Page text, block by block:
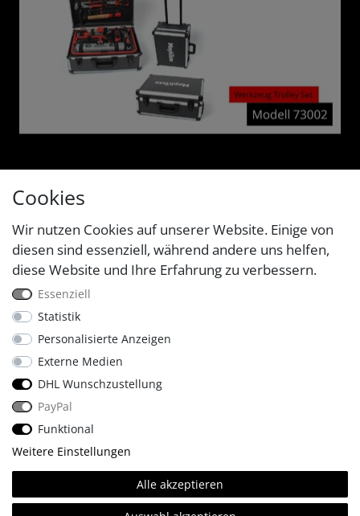
© Copyright 2026 Four & More GmbH Sinsheim. | Alle Rechte
vorbehalten.
Cookies
Wir nutzen Cookies auf unserer Website. Einige von
diesen sind essenziell, während andere uns helfen,
diese Website und Ihre Erfahrung zu verbessern.
Essenziell
Statistik
Personalisierte Anzeigen
Externe Medien
DHL Wunschzustellung
PayPal
Funktional
Weitere Einstellungen
Alle akzeptieren